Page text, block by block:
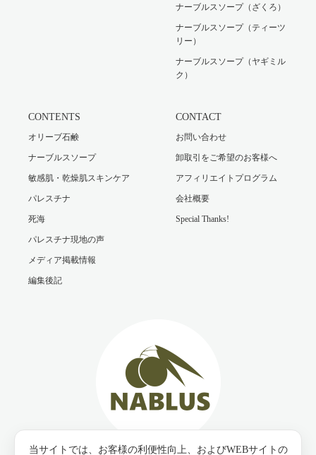
ナーブルスソープ（ざくろ）
ナーブルスソープ（ティーツ
リー）
ナーブルスソープ（ヤギミル
ク）
CONTENTS
オリーブ石鹸
ナーブルスソープ
敏感肌・乾燥肌スキンケア
パレスチナ
死海
パレスチナ現地の声
メディア掲載情報
編集後記
CONTACT
お問い合わせ
卸取引をご希望のお客様へ
アフィリエイトプログラム
会社概要
Special Thanks!
当サイトでは、お客様の利便性向上、およびWEBサイトの